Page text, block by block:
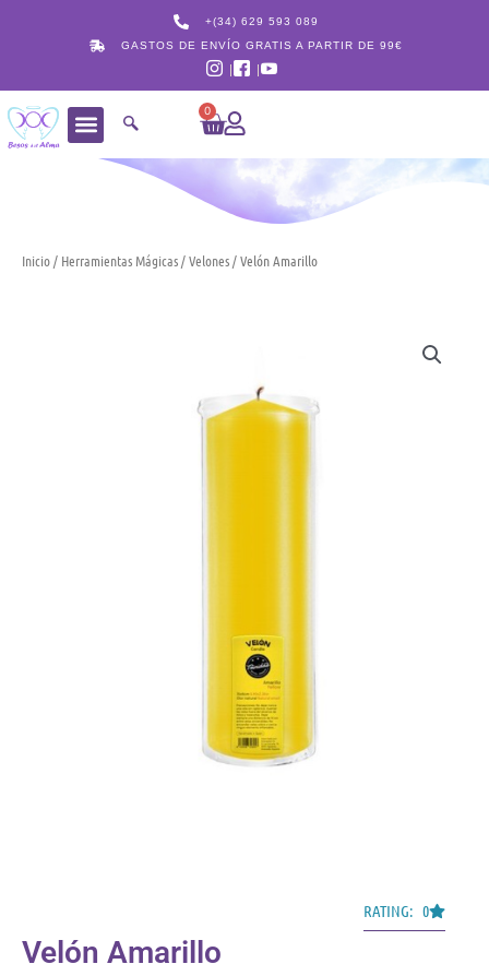
+(34) 629 593 089
GASTOS DE ENVÍO GRATIS A PARTIR DE 99€
0
Carrito
Inicio/ Herramientas Mágicas/Velones/ Velón Amarillo
RATING: 0
Velón Amarillo